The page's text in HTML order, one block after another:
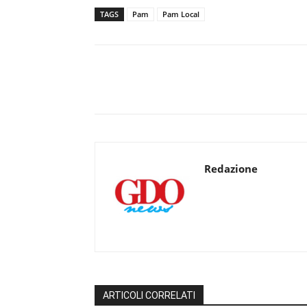
TAGS Pam Pam Local
Redazione
ARTICOLI CORRELATI